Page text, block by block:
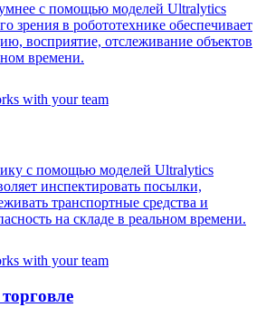
с помощью моделей Ultralytics
в робототехнике обеспечивает
восприятие, отслеживание объектов
времени.
с помощью моделей Ultralytics
инспектировать посылки,
транспортные средства и
на складе в реальном времени.